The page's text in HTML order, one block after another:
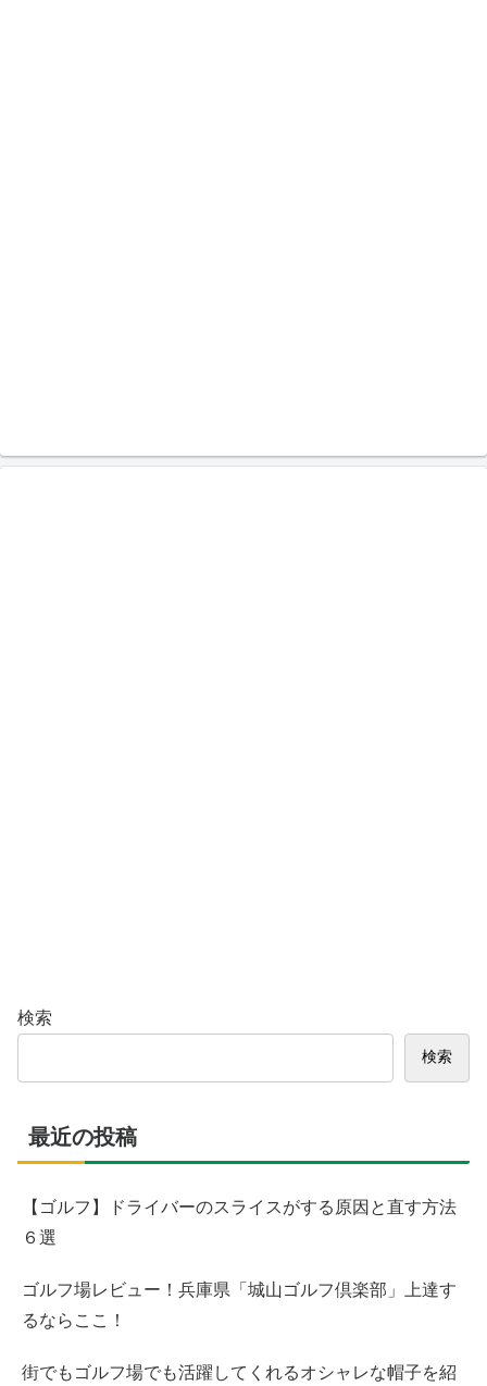
検索
検索
最近の投稿
【ゴルフ】ドライバーのスライスがする原因と直す方法
６選
ゴルフ場レビュー！兵庫県「城山ゴルフ倶楽部」上達す
るならここ！
街でもゴルフ場でも活躍してくれるオシャレな帽子を紹